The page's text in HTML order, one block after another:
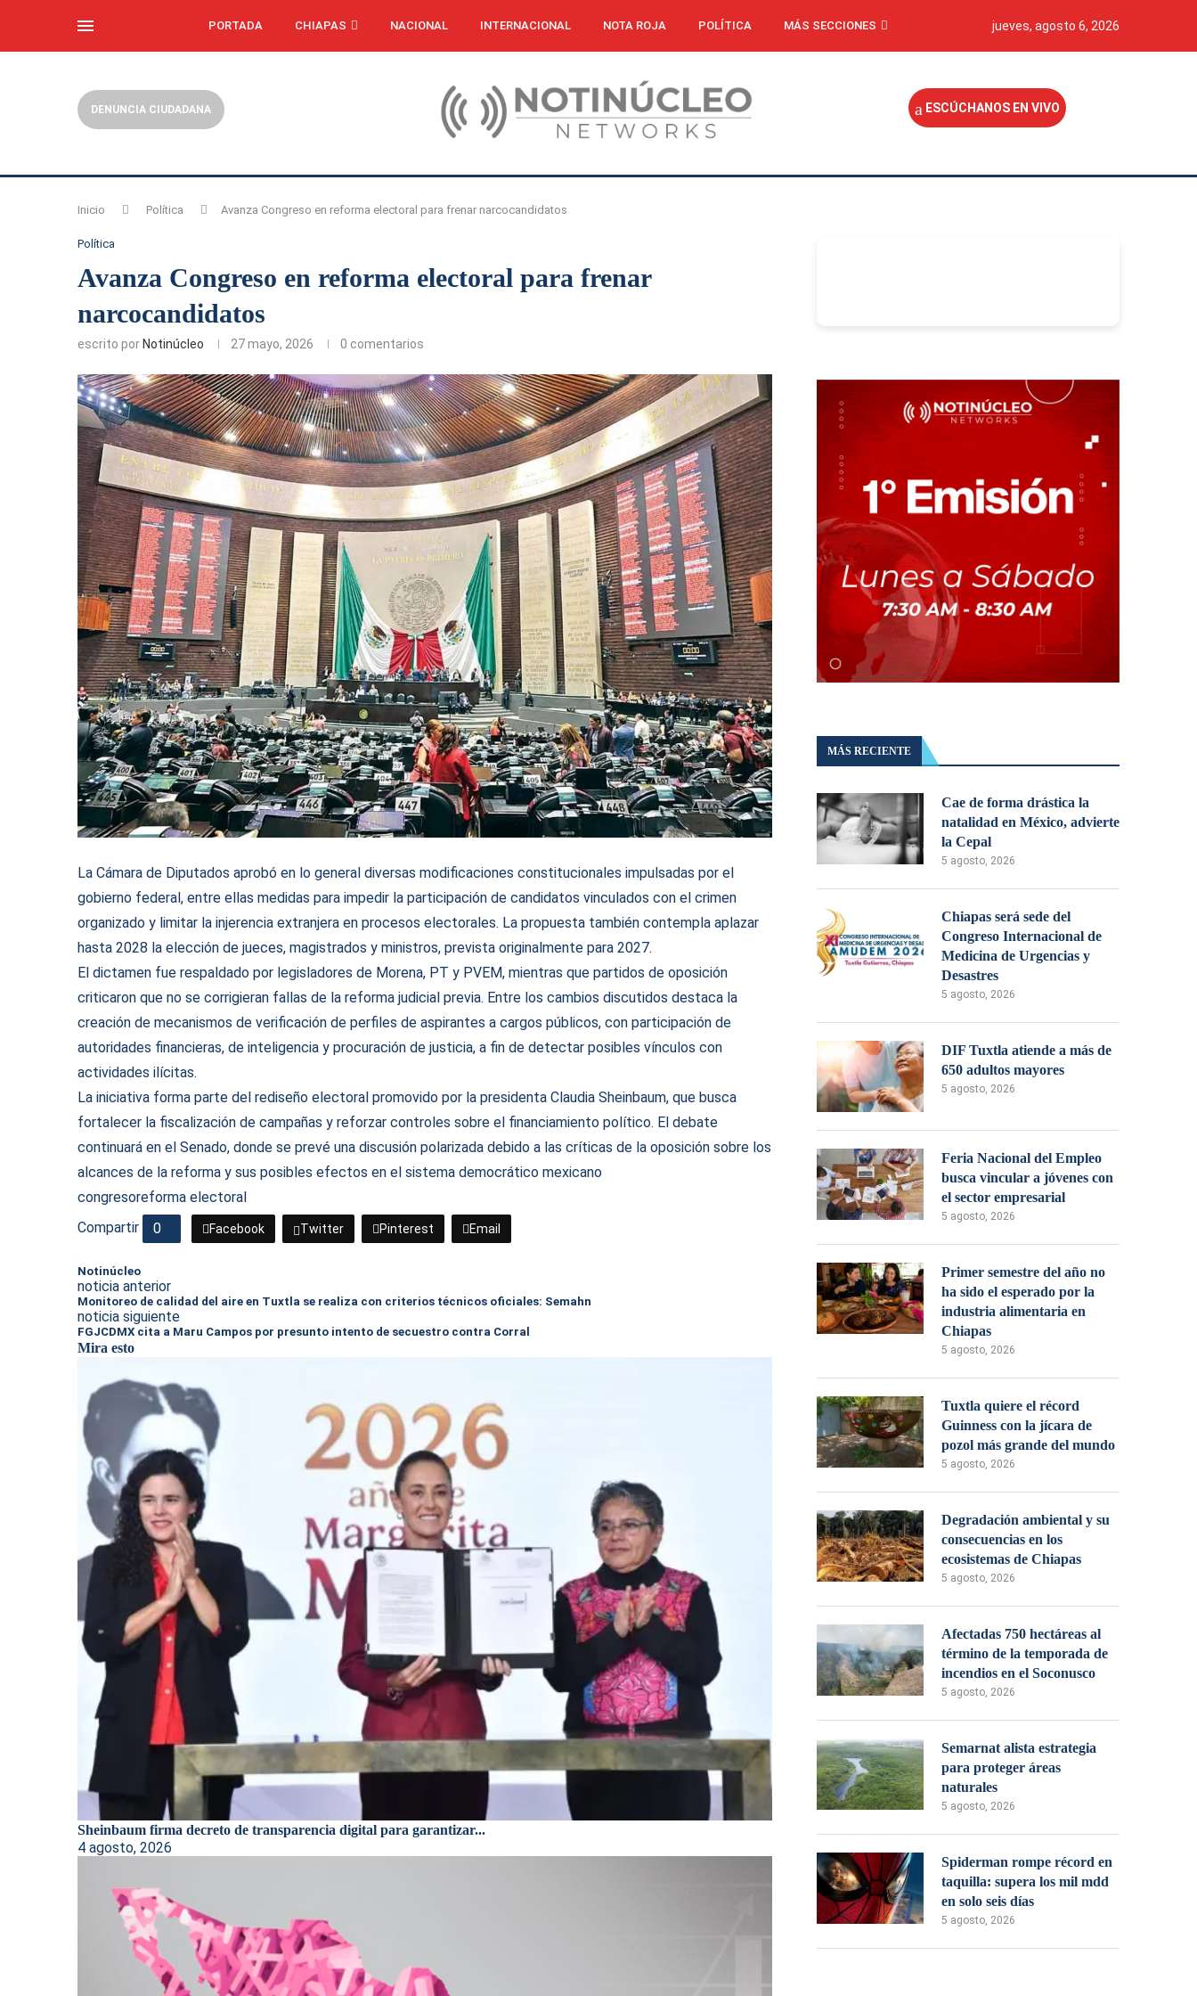
PORTADA CHIAPAS NACIONAL INTERNACIONAL NOTA ROJA POLÍTICA MÁS SECCIONES jueves, agosto 6, 2026
DENUNCIA CIUDADANA ESCÚCHANOS EN VIVO
Inicio Política Avanza Congreso en reforma electoral para frenar narcocandidatos
Política
Avanza Congreso en reforma electoral para frenar
narcocandidatos
escrito por Notinúcleo 27 mayo, 2026 0 comentarios
La Cámara de Diputados aprobó en lo general diversas modificaciones constitucionales impulsadas por el
gobierno federal, entre ellas medidas para impedir la participación de candidatos vinculados con el crimen
organizado y limitar la injerencia extranjera en procesos electorales. La propuesta también contempla aplazar
hasta 2028 la elección de jueces, magistrados y ministros, prevista originalmente para 2027.
El dictamen fue respaldado por legisladores de Morena, PT y PVEM, mientras que partidos de oposición
criticaron que no se corrigieran fallas de la reforma judicial previa. Entre los cambios discutidos destaca la
creación de mecanismos de verificación de perfiles de aspirantes a cargos públicos, con participación de
autoridades financieras, de inteligencia y procuración de justicia, a fin de detectar posibles vínculos con
actividades ilícitas.
La iniciativa forma parte del rediseño electoral promovido por la presidenta Claudia Sheinbaum, que busca
fortalecer la fiscalización de campañas y reforzar controles sobre el financiamiento político. El debate
continuará en el Senado, donde se prevé una discusión polarizada debido a las críticas de la oposición sobre los
alcances de la reforma y sus posibles efectos en el sistema democrático mexicano
congresoreforma electoral
Compartir
0 Facebook Twitter Pinterest Email
Notinúcleo
noticia anterior
Monitoreo de calidad del aire en Tuxtla se realiza con criterios técnicos oficiales: Semahn
noticia siguiente
FGJCDMX cita a Maru Campos por presunto intento de secuestro contra Corral
Mira esto
Sheinbaum firma decreto de transparencia digital para garantizar...
4 agosto, 2026
MÁS RECIENTE
Cae de forma drástica la
natalidad en México, advierte
la Cepal
5 agosto, 2026
Chiapas será sede del
Congreso Internacional de
Medicina de Urgencias y
Desastres
5 agosto, 2026
DIF Tuxtla atiende a más de
650 adultos mayores
5 agosto, 2026
Feria Nacional del Empleo
busca vincular a jóvenes con
el sector empresarial
5 agosto, 2026
Primer semestre del año no
ha sido el esperado por la
industria alimentaria en
Chiapas
5 agosto, 2026
Tuxtla quiere el récord
Guinness con la jícara de
pozol más grande del mundo
5 agosto, 2026
Degradación ambiental y su
consecuencias en los
ecosistemas de Chiapas
5 agosto, 2026
Afectadas 750 hectáreas al
término de la temporada de
incendios en el Soconusco
5 agosto, 2026
Semarnat alista estrategia
para proteger áreas
naturales
5 agosto, 2026
Spiderman rompe récord en
taquilla: supera los mil mdd
en solo seis días
5 agosto, 2026